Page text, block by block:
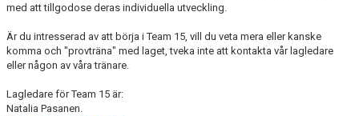
med att tillgodose deras individuella utveckling.
Är du intresserad av att börja i Team 15, vill du veta mera eller kanske
komma och "provträna" med laget, tveka inte att kontakta vår lagledare
eller någon av våra tränare.
Lagledare för Team 15 är:
Natalia Pasanen.